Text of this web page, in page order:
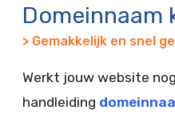
Domeinnaam
> Gemakkelijk en snel
Werkt jouw website
handleiding